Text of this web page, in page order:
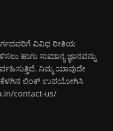
ವಿವಿಧ ರೀತಿಯ
ಹಾಗು ಸಾಮಾನ್ಯ ಜ್ಞಾನವನ್ನು
ನಿಮ್ಮ ಯಾವುದೇ
ಕೆಳಗಿನ ಲಿಂಕ್ ಉಪಯೋಗಿಸಿ
contact-us/